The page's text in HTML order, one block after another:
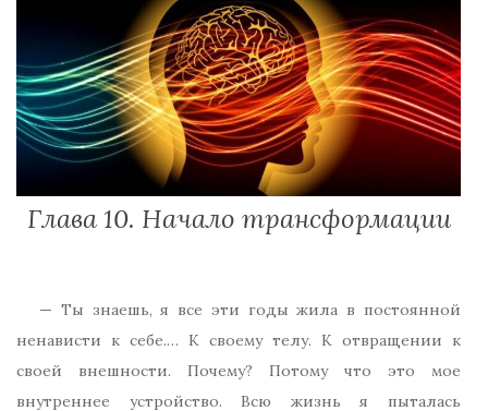
Глава 10. Начало трансформации
— Ты знаешь, я все эти годы жила в постоянной
ненависти к себе.… К своему телу. К отвращении к
своей внешности. Почему? Потому что это мое
внутреннее устройство. Всю жизнь я пыталась